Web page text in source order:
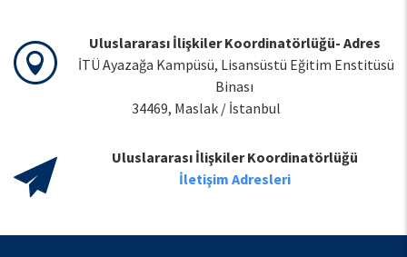
Uluslararası İlişkiler Koordinatörlüğü- Adres
İTÜ Ayazağa Kampüsü, Lisansüstü Eğitim Enstitüsü
Binası
34469, Maslak / İstanbul
Uluslararası İlişkiler Koordinatörlüğü
İletişim Adresleri